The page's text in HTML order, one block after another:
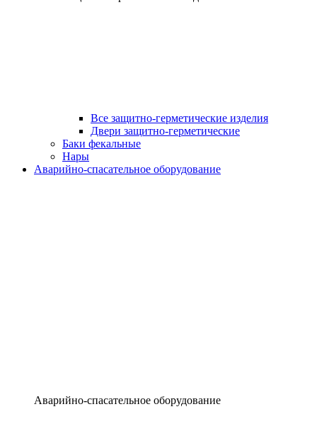
Все защитно-герметические изделия
Двери защитно-герметические
Баки фекальные
Нары
Аварийно-спасательное оборудование
Аварийно-спасательное оборудование